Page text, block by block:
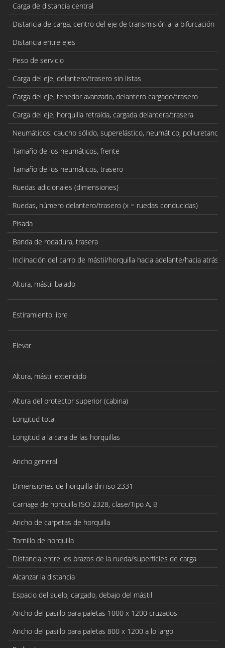
Carga de distancia central
Distancia de carga, centro del eje de transmisión a la bifurcación
Distancia entre ejes
Peso de servicio
Carga del eje, delantero/trasero sin listas
Carga del eje, tenedor avanzado, delantero cargado/trasero
Carga del eje, horquilla retraída, cargada delantera/trasera
Neumáticos: caucho sólido, superelástico, neumático, poliuretano
Tamaño de los neumáticos, frente
Tamaño de los neumáticos, trasero
Ruedas adicionales (dimensiones)
Ruedas, número delantero/trasero (x = ruedas conducidas)
Pisada
Banda de rodadura, trasera
Inclinación del carro de mástil/horquilla hacia adelante/hacia atrás
Altura, mástil bajado
Estiramiento libre
Elevar
Altura, mástil extendido
Altura del protector superior (cabina)
Longitud total
Longitud a la cara de las horquillas
Ancho general
Dimensiones de horquilla din iso 2331
Carriage de horquilla ISO 2328, clase/Tipo A, B
Ancho de carpetas de horquilla
Tornillo de horquilla
Distancia entre los brazos de la rueda/superficies de carga
Alcanzar la distancia
Espacio del suelo, cargado, debajo del mástil
Ancho del pasillo para paletas 1000 x 1200 cruzados
Ancho del pasillo para paletas 800 x 1200 a lo largo